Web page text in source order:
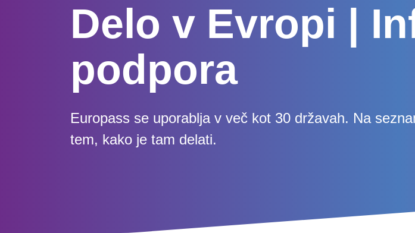
Delo v Evropi |
podpora
Europass se uporablja v več kot 30 državah. Na
tem, kako je tam delati.